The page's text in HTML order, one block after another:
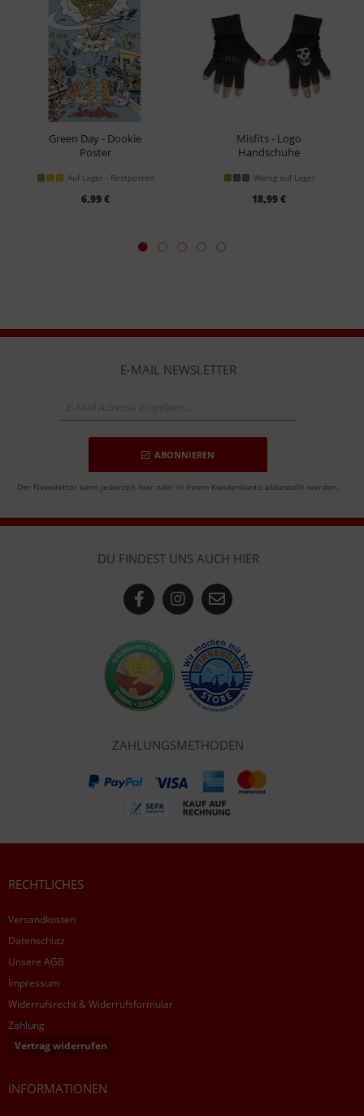
Green Day - Dookie
Poster
Auf Lager - Restposten
6,99 €
Misfits - Logo
Handschuhe
Wenig auf Lager
18,99 €
E-MAIL NEWSLETTER
ABONNIEREN
Der Newsletter kann jederzeit hier oder in Ihrem Kundenkonto abbestellt werden.
DU FINDEST UNS AUCH HIER
ZAHLUNGSMETHODEN
RECHTLICHES
Versandkosten
Datenschutz
Unsere AGB
Impressum
Widerrufsrecht & Widerrufsformular
Zahlung
Vertrag widerrufen
INFORMATIONEN